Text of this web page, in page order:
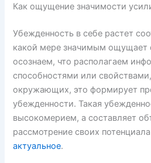
Как ощущение значимости
Убежденность в себе растет
какой мере значимым ощущает
осознаем, что располагаем
способностями или
окружающих, это формирует
убежденности. Такая
высокомерием, а составляет
рассмотрение своих
актуальное.